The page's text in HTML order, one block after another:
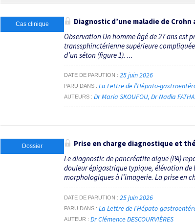
Cas clinique
Diagnostic d’une maladie de
Observation Un homme âgé de 27 ans
transsphinctérienne supérieure
d’un séton (figure 1). ...
DATE DE PARUTION 25 juin 2026
PARU DANS La Lettre de l’Hépato-
AUTEURS Dr Maria SKOUFOU Dr Nadia
Dossier
Prise en charge diagnostique et
Le diagnostic de pancréatite aiguë (PA)
douleur épigastrique typique, élévation
morphologiques à l’imagerie. La prise en
DATE DE PARUTION 25 juin 2026
PARU DANS La Lettre de l’Hépato-
AUTEUR Dr Clémence DESCOURVIÈRES